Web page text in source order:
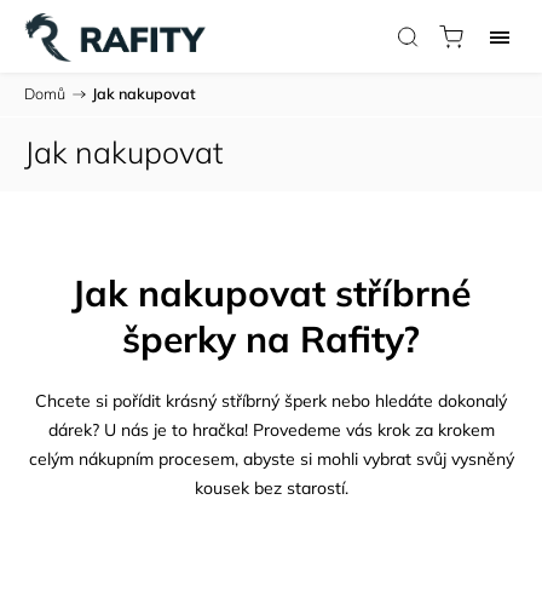
Domů / Jak nakupovat
Jak nakupovat
Jak nakupovat stříbrné
šperky na Rafity?
Chcete si pořídit krásný stříbrný šperk nebo hledáte dokonalý
dárek? U nás je to hračka! Provedeme vás krok za krokem
celým nákupním procesem, abyste si mohli vybrat svůj vysněný
kousek bez starostí.